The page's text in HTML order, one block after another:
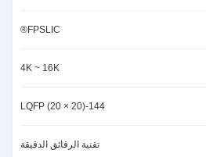
FPSLIC®
4K ~ 16K
144-LQFP (20 × 20)
تقنية الرقائق الدقيقة